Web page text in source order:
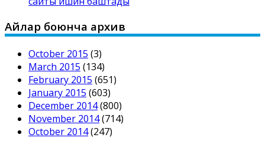
Айлар боюнча архив
October 2015 (3)
March 2015 (134)
February 2015 (651)
January 2015 (603)
December 2014(800)
November 2014(714)
October 2014(247)